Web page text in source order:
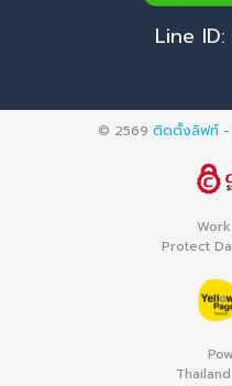
Line ID:
© 2569 ติดตั้งลิฟท์ -
Protect